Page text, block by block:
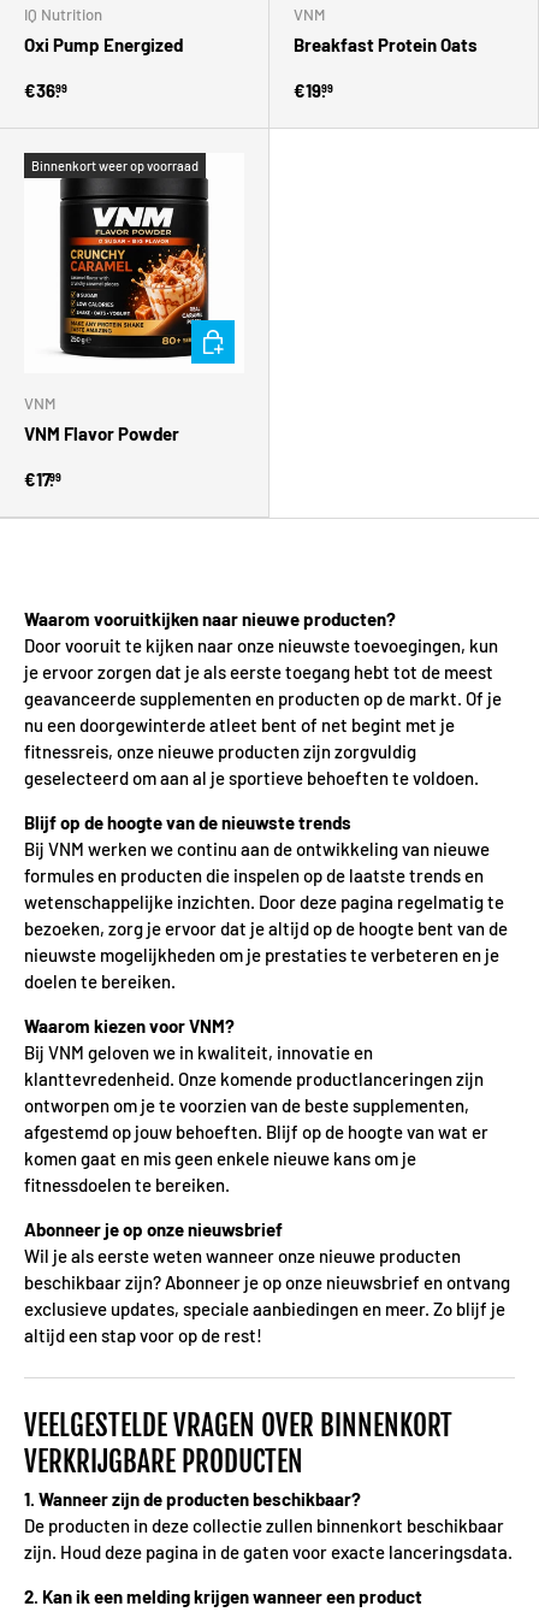
IQ Nutrition
Oxi Pump Energized
€36.99
VNM
Breakfast Protein Oats
€19.99
Binnenkort weer op voorraad
VNM
VNM Flavor Powder
€17.99
Kies mogelijkheden
Waarom vooruitkijken naar nieuwe producten?
Door vooruit te kijken naar onze nieuwste toevoegingen, kun
je ervoor zorgen dat je als eerste toegang hebt tot de meest
geavanceerde supplementen en producten op de markt. Of je
nu een doorgewinterde atleet bent of net begint met je
fitnessreis, onze nieuwe producten zijn zorgvuldig
geselecteerd om aan al je sportieve behoeften te voldoen.
Blijf op de hoogte van de nieuwste trends
Bij VNM werken we continu aan de ontwikkeling van nieuwe
formules en producten die inspelen op de laatste trends en
wetenschappelijke inzichten. Door deze pagina regelmatig te
bezoeken, zorg je ervoor dat je altijd op de hoogte bent van de
nieuwste mogelijkheden om je prestaties te verbeteren en je
doelen te bereiken.
Waarom kiezen voor VNM?
Bij VNM geloven we in kwaliteit, innovatie en
klanttevredenheid. Onze komende productlanceringen zijn
ontworpen om je te voorzien van de beste supplementen,
afgestemd op jouw behoeften. Blijf op de hoogte van wat er
komen gaat en mis geen enkele nieuwe kans om je
fitnessdoelen te bereiken.
Abonneer je op onze nieuwsbrief
Wil je als eerste weten wanneer onze nieuwe producten
beschikbaar zijn? Abonneer je op onze nieuwsbrief en ontvang
exclusieve updates, speciale aanbiedingen en meer. Zo blijf je
altijd een stap voor op de rest!
VEELGESTELDE VRAGEN OVER BINNENKORT
VERKRIJGBARE PRODUCTEN
1. Wanneer zijn de producten beschikbaar?
De producten in deze collectie zullen binnenkort beschikbaar
zijn. Houd deze pagina in de gaten voor exacte lanceringsdata.
2. Kan ik een melding krijgen wanneer een product